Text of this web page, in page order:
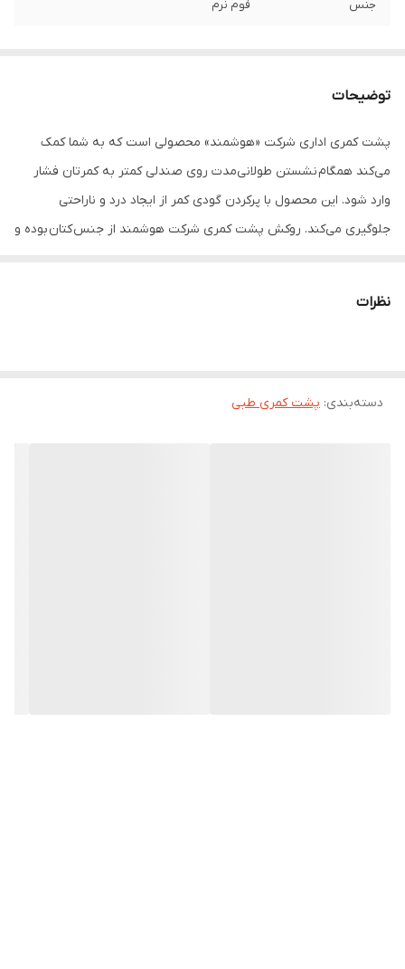
جنس فوم نرم
توضیحات
پشت کمری اداری شرکت «هوشمند» محصولی است که به شما کمک
می‌کند همگام نشستن طولانی‌مدت روی صندلی کمتر به کمرتان فشار
وارد شود. این محصول با پرکردن گودی کمر از ایجاد درد و ناراحتی
جلوگیری می‌کند. روکش پشت کمری شرکت هوشمند از جنس کتان بوده و
نظرات
دسته‌بندی: پشت کمری طبی